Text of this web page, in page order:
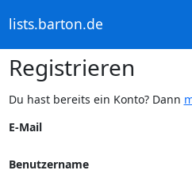
lists.barton.de
Registrieren
Du hast bereits ein Konto? Dann
E-Mail
Benutzername